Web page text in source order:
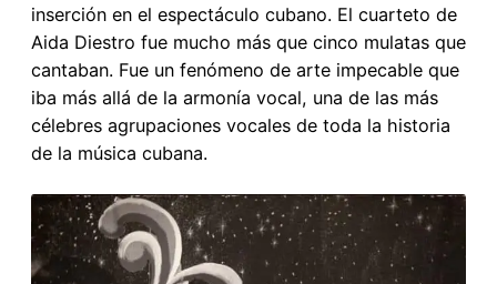
inserción en el espectáculo cubano. El cuarteto de
Aida Diestro fue mucho más que cinco mulatas que
cantaban. Fue un fenómeno de arte impecable que
iba más allá de la armonía vocal, una de las más
célebres agrupaciones vocales de toda la historia
de la música cubana.